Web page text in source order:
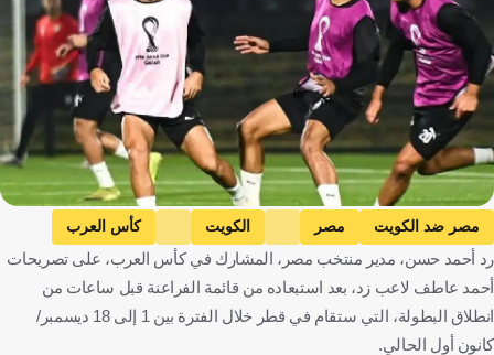
مصر ضد الكويت مصر الكويت
كأس العرب
احمد عاطف
مروان حمدي مصر كرة قدم
رد أحمد حسن، مدير منتخب مصر، المشارك في كأس العرب، على تصريحات
أحمد عاطف لاعب زد، بعد استبعاده من قائمة الفراعنة قبل ساعات من
انطلاق البطولة، التي ستقام في قطر خلال الفترة بين 1 إلى 18 ديسمبر/
كانون أول الحالي.